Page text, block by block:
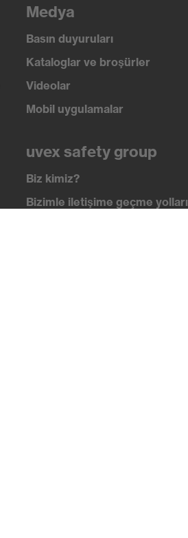
Medya
Basın duyuruları
Kataloglar ve broşürler
Videolar
Mobil uygulamalar
uvex safety group
Biz kimiz?
Bizimle iletişime geçme yolları